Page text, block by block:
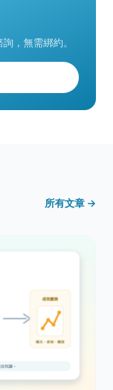
，無需綁約。
所有文章 →